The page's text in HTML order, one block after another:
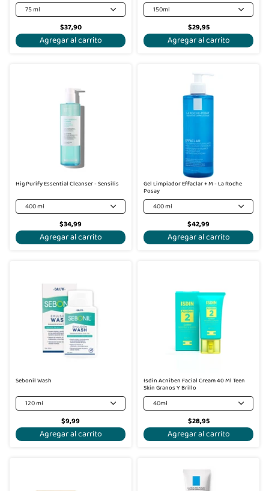
75 ml
$37,90
Agregar al carrito
150ml
$29,95
Agregar al carrito
Hig Purify Essential Cleanser - Sensilis
400 ml
$34,99
Agregar al carrito
Gel Limpiador Effaclar + M - La Roche
Posay
400 ml
$42,99
Agregar al carrito
Sebonil Wash
120 ml
$9,99
Agregar al carrito
Isdin Acniben Facial Cream 40 Ml Teen
Skin Granos Y Brillo
40ml
$28,95
Agregar al carrito